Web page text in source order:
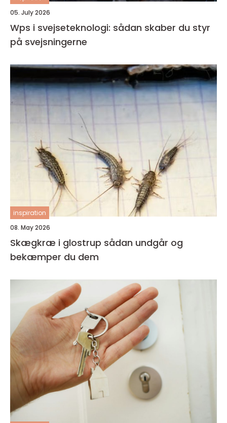
05. July 2026
Wps i svejseteknologi: sådan skaber du styr
på svejsningerne
inspiration
08. May 2026
Skægkræ i glostrup sådan undgår og
bekæmper du dem